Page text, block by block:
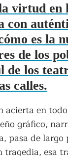
virtud en
con
es la
de los
de los
calles.
acierta en
gráfico,
pasa de
tragedia, esa